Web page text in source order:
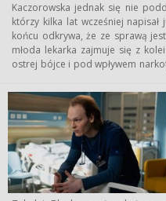
Kaczorowska jednak się nie
którzy kilka lat wcześniej
końcu odkrywa, że ze sprawą
młoda lekarka zajmuje się z
ostrej bójce i pod wpływem
leczeniu raka. A ojciec
powrotu do szpitala, wyznaje
sugeruje, że powinien umówić się z